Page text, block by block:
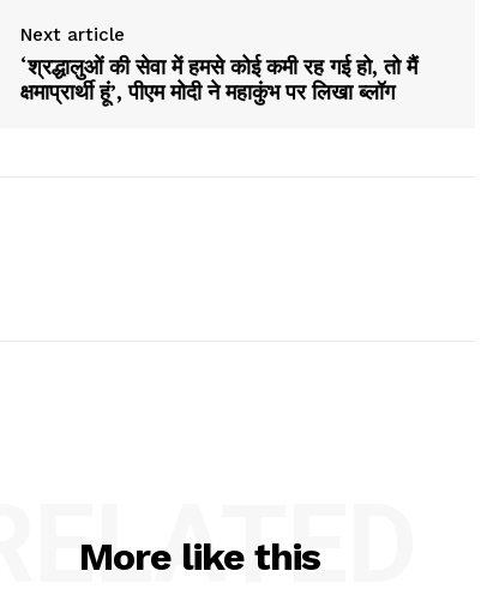
My account
Next article
‘श्रद्धालुओं की सेवा में हमसे कोई कमी रह गई हो, तो मैं
क्षमाप्रार्थी हूं’, पीएम मोदी ने महाकुंभ पर लिखा ब्लॉग
More like this
RELATED